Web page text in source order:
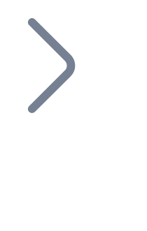
Bitnovo
votre entreprise et
écosystème.
et
à notre service